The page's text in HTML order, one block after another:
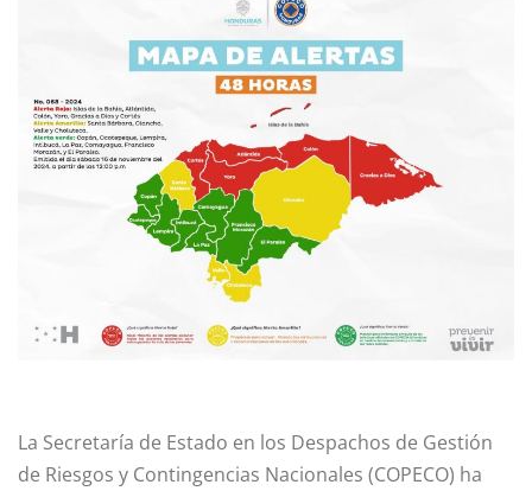
La Secretaría de Estado en los Despachos de Gestión
de Riesgos y Contingencias Nacionales (COPECO) ha